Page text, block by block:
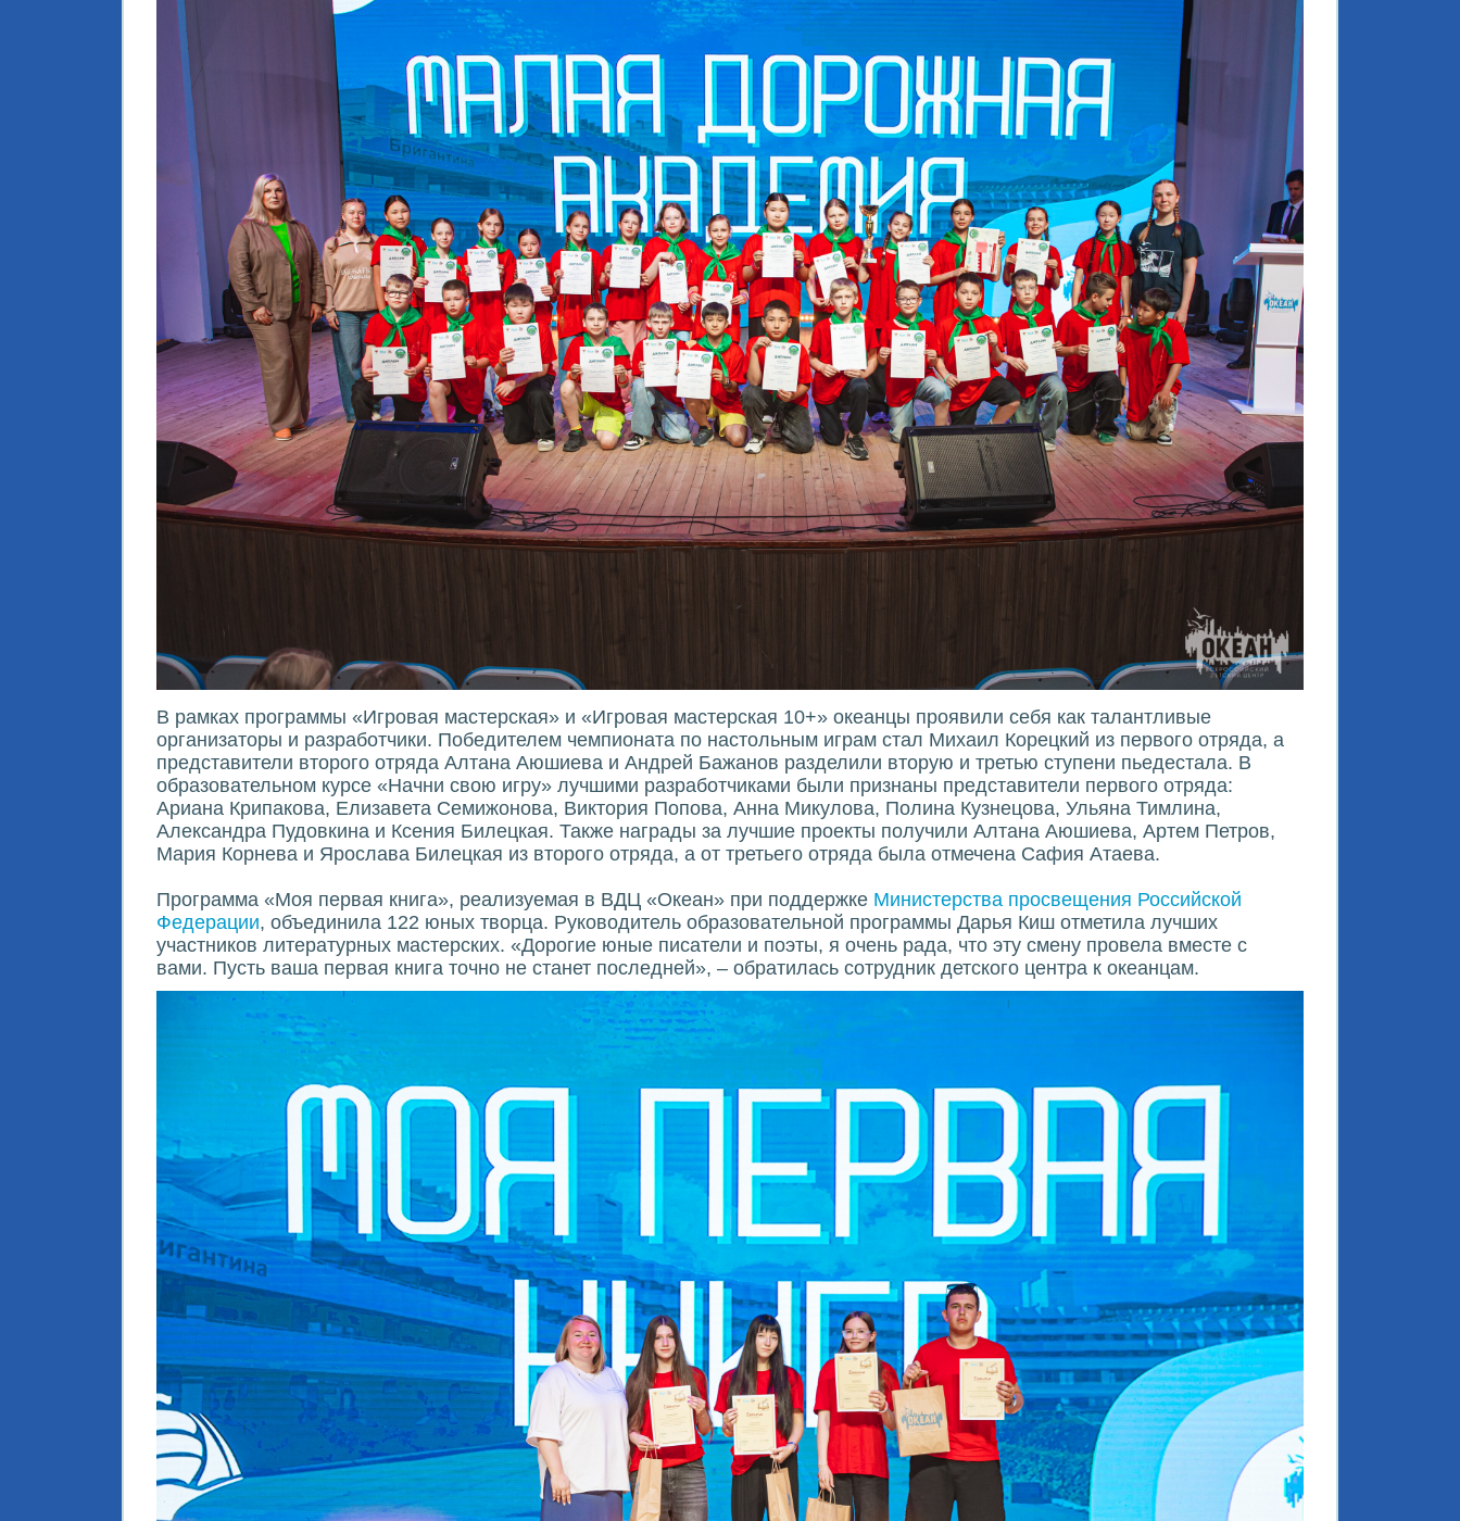
В рамках программы «Игровая мастерская» и «Игровая мастерская 10+» океанцы проявили себя как талантливые
организаторы и разработчики. Победителем чемпионата по настольным играм стал Михаил Корецкий из первого отряда, а
представители второго отряда Алтана Аюшиева и Андрей Бажанов разделили вторую и третью ступени пьедестала. В
образовательном курсе «Начни свою игру» лучшими разработчиками были признаны представители первого отряда:
Ариана Крипакова, Елизавета Семижонова, Виктория Попова, Анна Микулова, Полина Кузнецова, Ульяна Тимлина,
Александра Пудовкина и Ксения Билецкая. Также награды за лучшие проекты получили Алтана Аюшиева, Артем Петров,
Мария Корнева и Ярослава Билецкая из второго отряда, а от третьего отряда была отмечена Сафия Атаева.
Программа «Моя первая книга», реализуемая в ВДЦ «Океан» при поддержке Министерства просвещения Российской
Федерации, объединила 122 юных творца. Руководитель образовательной программы Дарья Киш отметила лучших
участников литературных мастерских. «Дорогие юные писатели и поэты, я очень рада, что эту смену провела вместе с
вами. Пусть ваша первая книга точно не станет последней», – обратилась сотрудник детского центра к океанцам.